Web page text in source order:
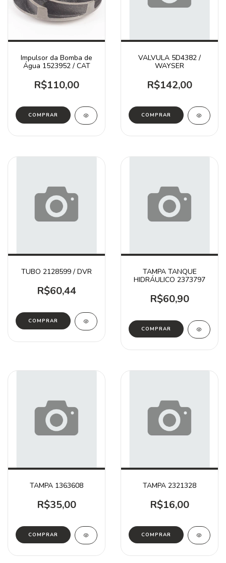
Impulsor da Bomba de
Água 1523952 / CAT
R$110,00
VALVULA 5D4382 /
WAYSER
R$142,00
TUBO 2128599 / DVR
R$60,44
TAMPA TANQUE
HIDRÁULICO 2373797
R$60,90
TAMPA 1363608
R$35,00
TAMPA 2321328
R$16,00